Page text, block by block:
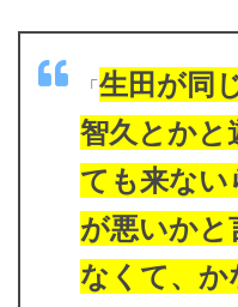
「生田が同
智久とかと
ても来ない
が悪いか
なくて、か